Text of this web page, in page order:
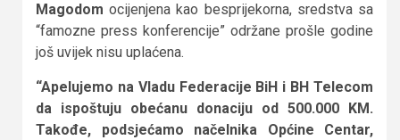
Magodom ocijenjena kao besprijekorna, sredstva sa
“famozne press konferencije” održane prošle godine
još uvijek nisu uplaćena.
“Apelujemo na Vladu Federacije BiH i BH Telecom
da ispoštuju obećanu donaciju od 500.000 KM.
Takođe, podsjećamo načelnika Općine Centar,